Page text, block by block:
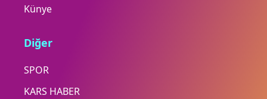
Künye
Diğer
SPOR
KARS HABER